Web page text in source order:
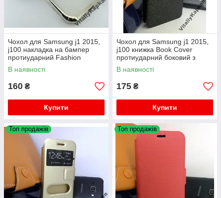
Чохол для Samsung j1 2015,
j100 накладка на бампер
протиударний Fashion
В наявності
160 ₴
Купити
Чохол для Samsung j1 2015,
j100 книжка Book Cover
протиударний боковий з
підставкою
В наявності
175 ₴
Купити
Топ продажів Топ продажів